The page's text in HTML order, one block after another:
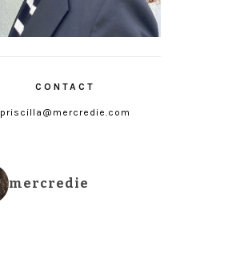
CONTACT
priscilla@mercredie.com
mercredie